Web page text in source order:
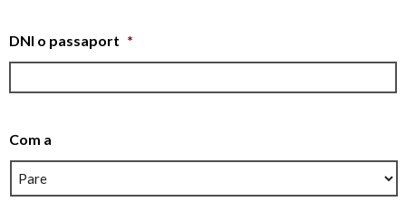
DNI o passaport *
Com a